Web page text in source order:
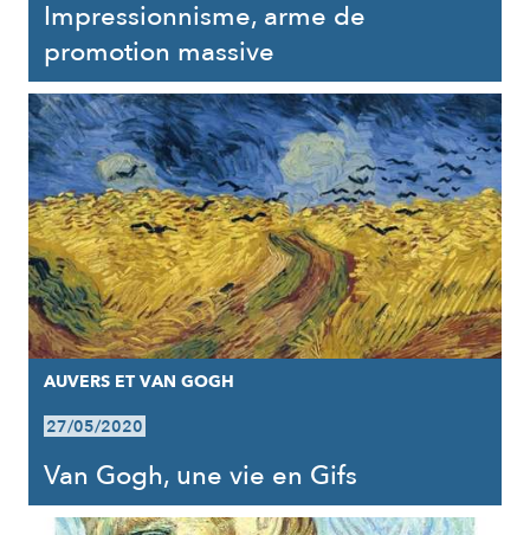
Impressionnisme, arme de
promotion massive
AUVERS ET VAN GOGH
27/05/2020
Van Gogh, une vie en Gifs